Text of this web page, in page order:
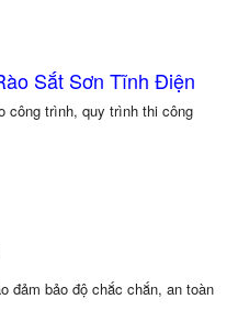
Sắt Sơn Tĩnh Điện
công trình, quy trình thi công
đảm bảo độ chắc chắn, an toàn